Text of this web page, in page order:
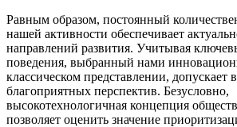
Равным образом, постоянный
нашей активности обеспечивает
направлений развития. Учитывая
поведения, выбранный нами
классическом представлении, допускает
благоприятных перспектив. Безусловно,
высокотехнологичная концепция
позволяет оценить значение